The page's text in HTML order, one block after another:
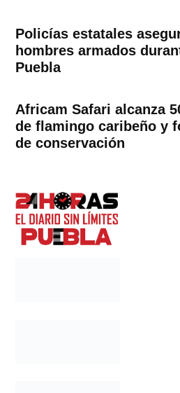
Policías estatales
hombres armados
Puebla
Africam Safari alcanza
de flamingo caribeño y
de conservación